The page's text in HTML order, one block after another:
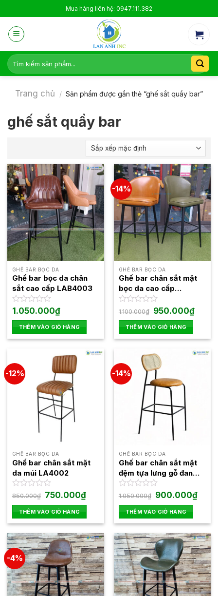
to
content
Mua hàng liên hệ: 0947.111.382
Tìm
kiếm:
Trang chủ / Sản phẩm được gắn thẻ “ghế sắt quầy bar”
ghế sắt quầy bar
GHẾ BAR BỌC DA
Ghế bar bọc da chân
sắt cao cấp LAB4003
Được
hạng
0
5
1.050.000₫
THÊM VÀO GIỎ HÀNG
-14%
GHẾ BAR BỌC DA
Ghế bar chân sắt mặt
bọc da cao cấp
LAB4007
Được
hạng
0
5
1.100.000₫ Giá
gốc
là:
1.100.000₫.
950.000₫Giá
hiện
THÊM VÀO GIỎ HÀNG
-12%
GHẾ BAR BỌC DA
Ghế bar chân sắt mặt
da múi LA4002
Được
hạng
0
5
sao
850.000₫ Giá
gốc
là:
850.000₫.
750.000₫Giá
hiện
tại
là:
750.000₫.
THÊM VÀO GIỎ HÀNG
-14%
GHẾ BAR BỌC DA
Ghế bar chân sắt mặt
đệm tựa lưng gỗ đan
mây LAB4006
Được
hạng
0
5
sao
1.050.000₫ Giá
gốc
là:
1.050.000₫.
900.000₫Giá
hiện
THÊM VÀO GIỎ HÀNG
-4%